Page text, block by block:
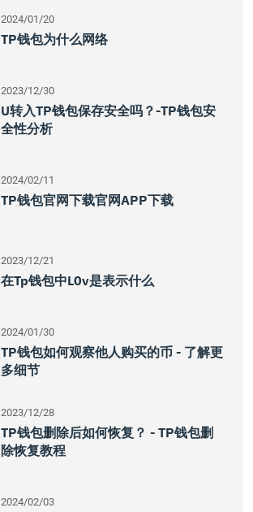
2024/01/20
TP钱包为什么网络
2023/12/30
U转入TP钱包保存安全吗？-TP钱包安
全性分析
2024/02/11
TP钱包官网下载官网APP下载
2023/12/21
在tp钱包中l0v是表示什么
2024/01/30
TP钱包如何观察他人购买的币 - 了解更
多细节
2023/12/28
TP钱包删除后如何恢复？ - TP钱包删
除恢复教程
2024/02/03